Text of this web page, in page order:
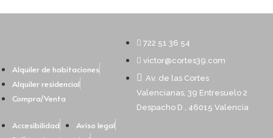
Alquiler de habitaciones
Alquiler residencial
Compra/Venta
Accesibilidad
Aviso legal
722 51 36 54
victor@cortes39.com
Av. de las Cortes
Valencianas, 39 Entresuelo 2
Despacho D , 46015 Valencia